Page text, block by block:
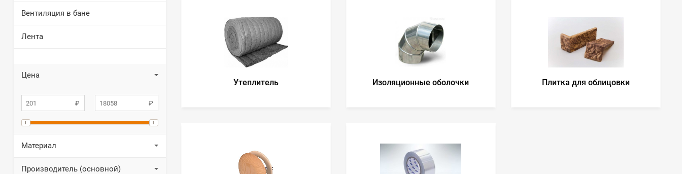
Вентиляция в бане
Лента
Цена
Материал
Производитель (основной)
Утеплитель Изоляционные оболочки Плитка для облицовки